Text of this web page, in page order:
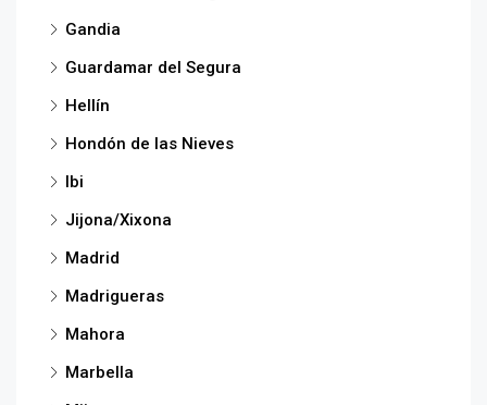
Gandia
Guardamar del Segura
Hellín
Hondón de las Nieves
Ibi
Jijona/Xixona
Madrid
Madrigueras
Mahora
Marbella